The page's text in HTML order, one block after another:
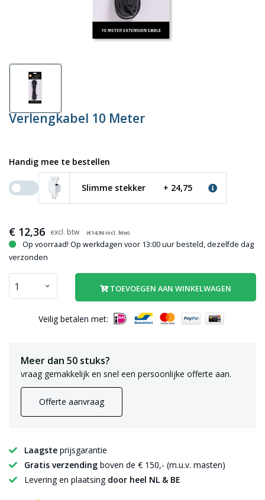
Verlengkabel 10 Meter
Handig mee te bestellen
Slimme stekker + 24,75
€ 12,36 (€14,96incl. btw)
Op voorraad! Op werkdagen voor 13:00 uur besteld, dezelfde dag
verzonden
TOEVOEGEN AAN WINKELWAGEN
Veilig betalen met:
Meer dan 50 stuks?
vraag gemakkelijk en snel een persoonlijke offerte aan.
Offerte aanvraag
Laagste prijsgarantie
Gratis verzending boven de € 150,- (m.u.v. masten)
Levering en plaatsing door heel NL & BE